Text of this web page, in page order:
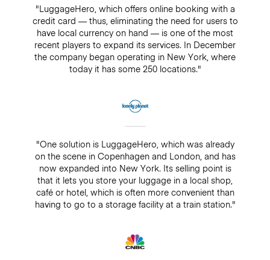
"LuggageHero, which offers online booking with a
credit card — thus, eliminating the need for users to
have local currency on hand — is one of the most
recent players to expand its services. In December
the company began operating in New York, where
today it has some 250 locations."
"One solution is LuggageHero, which was already
on the scene in Copenhagen and London, and has
now expanded into New York. Its selling point is
that it lets you store your luggage in a local shop,
café or hotel, which is often more convenient than
having to go to a storage facility at a train station."